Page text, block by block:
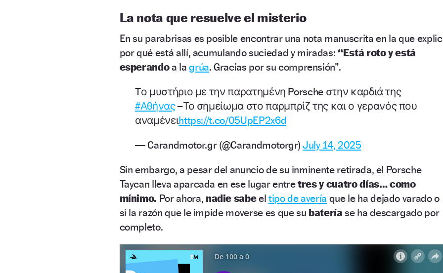
La nota que resuelve el misterio
En su parabrisas es posible encontrar una nota manuscrita en la que
por qué está allí, acumulando suciedad y miradas: “Está roto y está
esperandoa lagrúa. Gracias por su comprensión”.
Tο μυστήριο με την παρατημένη Porsche στην καρδιά της
#Αθήνας–Το σημείωμα στο παρμπρίζ της και ο γερανός που
αναμένειhttps://t.co/05UpEP2x6d
— Carandmotor.gr (@Carandmotorgr)July 14, 2025
Sin embargo, a pesar del anuncio de su inminente retirada, el Porsche
Taycan lleva aparcada en ese lugar entretres y cuatro días… como
mínimo. Por ahora, nadie sabeel tipo de avería que le ha dejado varado o
si la razón que le impide moverse es que su bateríase ha descargado por
completo.